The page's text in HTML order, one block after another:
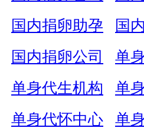
国内捐卵助孕 国
国内捐卵公司 单
单身代生机构 单
单身代怀中心 单